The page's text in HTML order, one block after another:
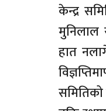
केन्द्र
मुनिलाल
हात